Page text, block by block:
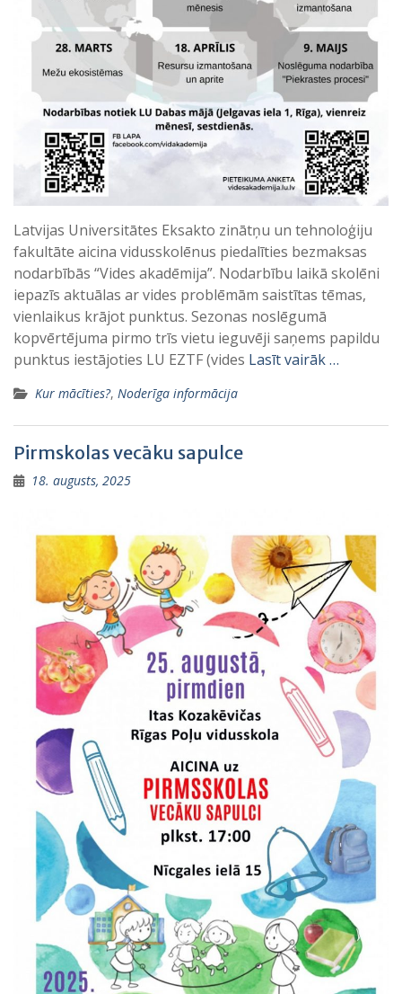
Latvijas Universitātes Eksakto zinātņu un tehnoloģiju
fakultāte aicina vidusskolēnus piedalīties bezmaksas
nodarbībās “Vides akadēmija”. Nodarbību laikā skolēni
iepazīs aktuālas ar vides problēmām saistītas tēmas,
vienlaikus krājot punktus. Sezonas noslēgumā
kopvērtējuma pirmo trīs vietu ieguvēji saņems papildu
punktus iestājoties LU EZTF (vides Lasīt vairāk …
Kur mācīties?, Noderīga informācija
Pirmskolas vecāku sapulce
18. augusts, 2025